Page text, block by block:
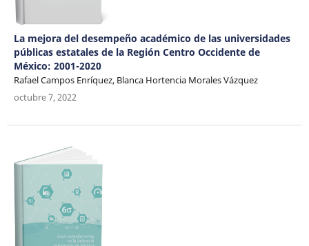
La mejora del desempeño académico de las universidades
públicas estatales de la Región Centro Occidente de
México: 2001-2020
Rafael Campos Enríquez, Blanca Hortencia Morales Vázquez
octubre 7, 2022